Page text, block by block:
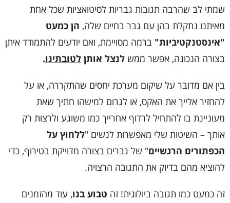
שמתי לב שהרבה תגובות גבריות לסיטואציות שכל אחת
מאיתנו נתקלת בהן עם גבר בחיים שלה, הן כמעט
"אינסטנקטיביות" ברמה מסויימת, ואם יודעים להתמודד איתן
בצורה הנכונה, אפשר ממש לנצל אותן לטובתינו.
בין אם מדובר על שיקום מערכת יחסים שהתקררה, או על
להחזיר אלייך את האקס, או לגרום למישהו חתיך שאת
מעוניינת בו להתחיל לרדוף אחרייך כמו משוגע ולרצות רק
אותך – השיטות שלי מאפשרות לנשים "ללחוץ על
הכפתורים הרגשיים" של גברים בצורה מדוייקת בטירוף, כדי
להוציא מהם בדיוק את התגובה הרצויה.
זה כמעט כמו תגובה ביולוגית! זה טבוע בנו, עוד מהזמנים